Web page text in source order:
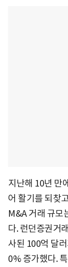
지난해 10년 만
어 활기를 되찾
M&A 거래 규모
다. 런던증권거
사된 100억 달
0% 증가했다.